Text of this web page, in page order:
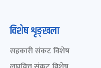
विशेष शृङ्खला
सहकारी संकट विशेष